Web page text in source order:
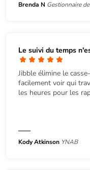
Brenda N Gestionnaire
Le suivi du temps
Jibble élimine le
facilement voir qui
les heures pour les
Kody Atkinson YNAB